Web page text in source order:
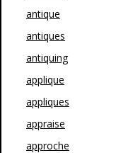
antique
antiques
antiquing
applique
appliques
appraise
approche